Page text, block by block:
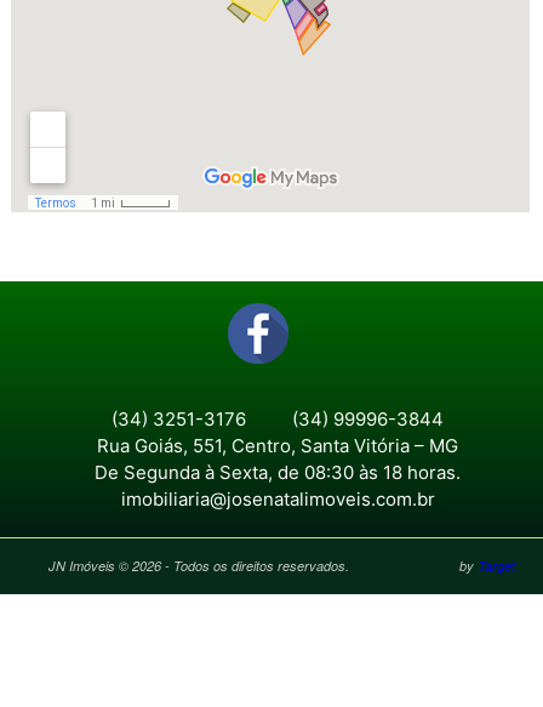
(34) 3251-3176
(34) 99996-3844
Rua Goiás, 551, Centro, Santa Vitória – MG
De Segunda à Sexta, de 08:30 às 18 horas.
imobiliaria@josenatalimoveis.com.br
JN Imóveis © 2026 - Todos os direitos reservados. by Target